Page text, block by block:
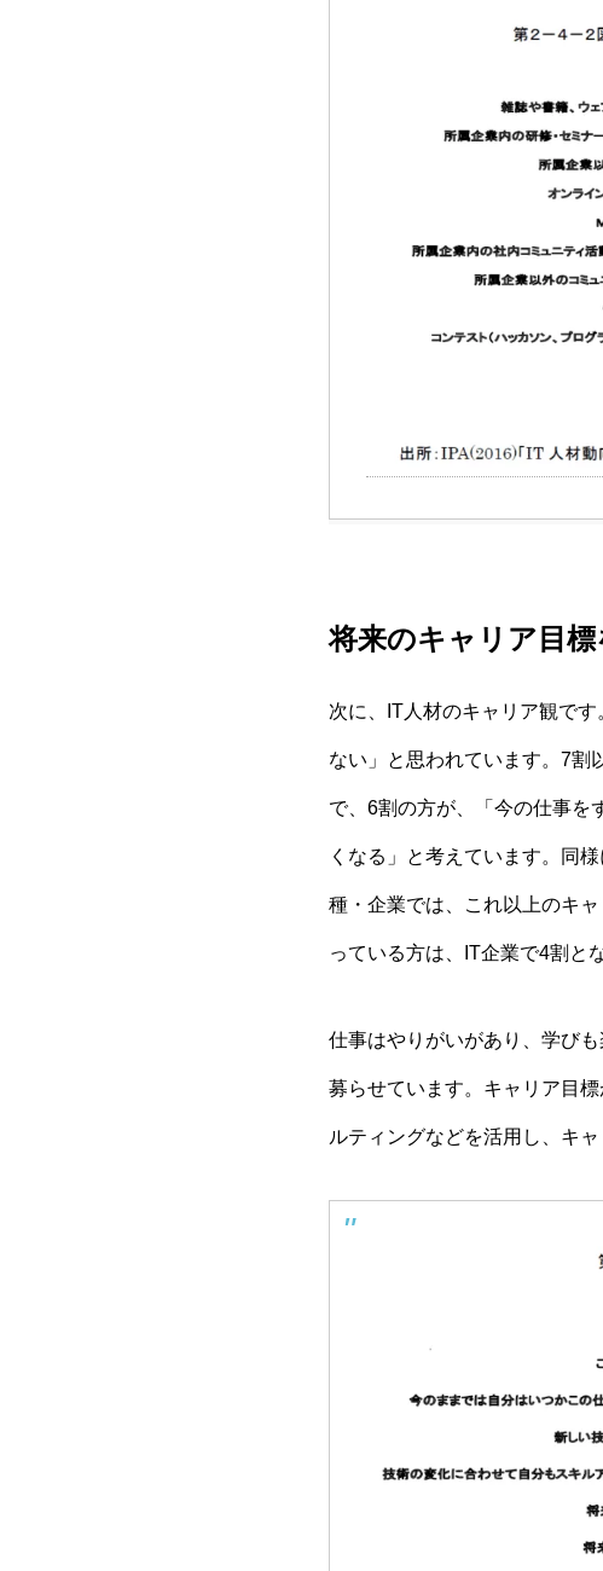
将来のキャリア目
次に、IT人材のキャリア観で
ない」と思われています。7割
で、6割の方が、「今の仕事を
くなる」と考えています。同
種・企業では、これ以上のキ
っている方は、IT企業で4割と
仕事はやりがいがあり、学び
募らせています。キャリア目
ルティングなどを活用 し、キ